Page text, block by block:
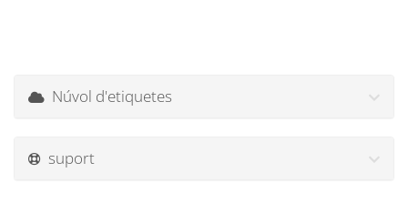
Núvol d'etiquetes
suport